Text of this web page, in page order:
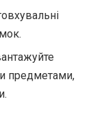
предметами,